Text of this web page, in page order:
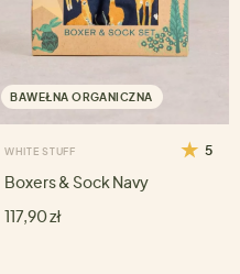
BAWEŁNA ORGANICZNA
WHITE STUFF 5
Boxers & Sock Navy
117,90 zł